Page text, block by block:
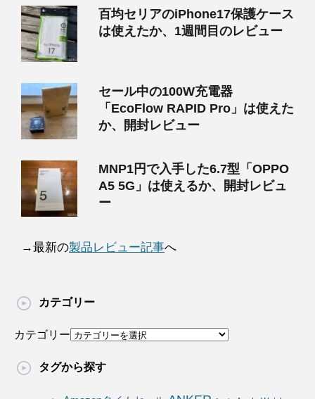
百均セリアのiPhone17保護ケース
は使えたか、1週間目のレビュー
セール中の100W充電器
「EcoFlow RAPID Pro」は使えた
か、開封レビュー
MNP1円で入手した6.7型「OPPO
A5 5G」は使えるか、開封レビュ
ー
→最新の製品レビュー記事へ
カテゴリー
カテゴリー
タグから探す